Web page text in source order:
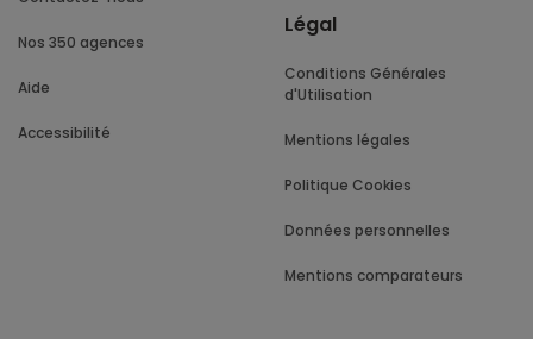
Nos 350 agences
Aide
Accessibilité
Légal
Conditions Générales
d'Utilisation
Mentions légales
Politique Cookies
Données personnelles
Mentions comparateurs